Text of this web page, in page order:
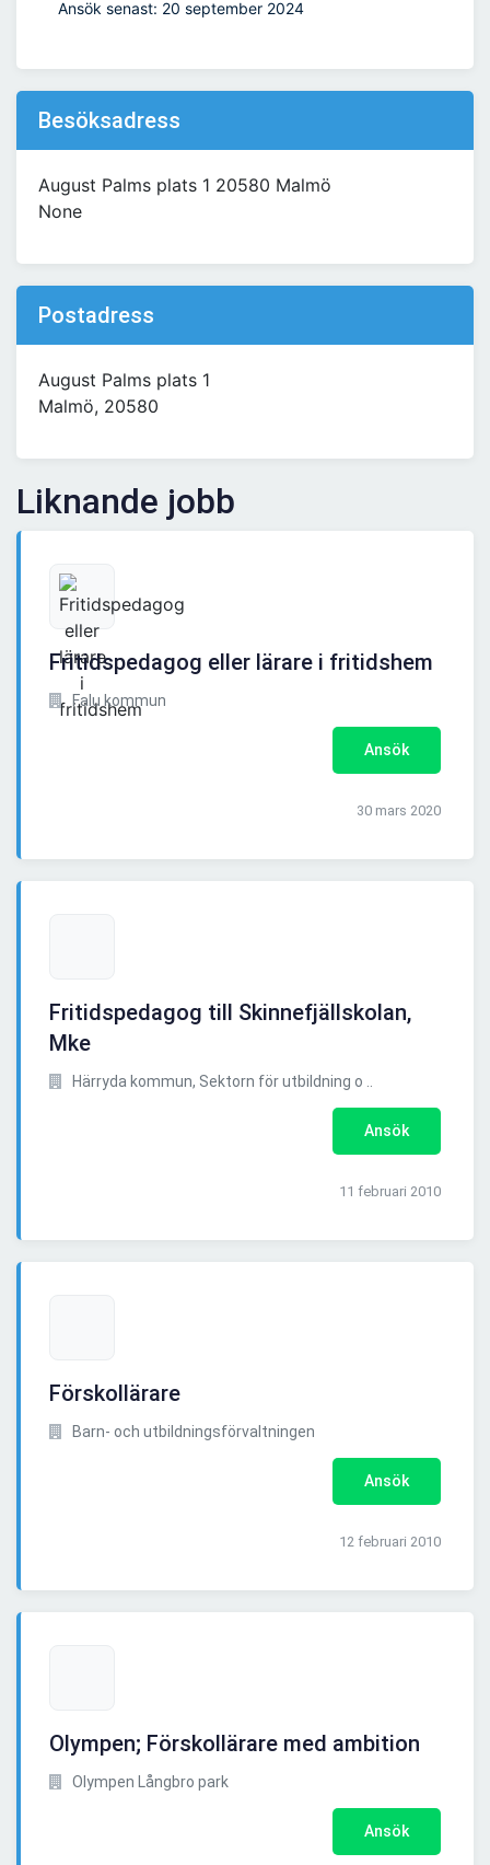
Ansök senast: 20 september 2024
Besöksadress
August Palms plats 1 20580 Malmö
None
Postadress
August Palms plats 1
Malmö, 20580
Liknande jobb
Fritidspedagog eller lärare i fritidshem
Falu kommun
Ansök
30 mars 2020
Fritidspedagog till Skinnefjällskolan,
Mke
Härryda kommun, Sektorn för utbildning o ..
Ansök
11 februari 2010
Förskollärare
Barn- och utbildningsförvaltningen
Ansök
12 februari 2010
Olympen; Förskollärare med ambition
Olympen Långbro park
Ansök